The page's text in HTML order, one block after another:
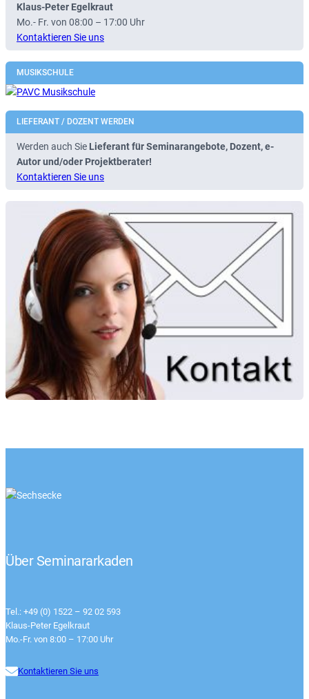
Klaus-Peter Egelkraut
Mo.- Fr. von 08:00 – 17:00 Uhr
Kontaktieren Sie uns
MUSIKSCHULE
LIEFERANT / DOZENT WERDEN
Werden auch Sie Lieferant für Seminarangebote, Dozent, e-
Autor und/oder Projektberater!
Kontaktieren Sie uns
Über Seminararkaden
Tel.: +49 (0) 1522 – 92 02 593
Klaus-Peter Egelkraut
Mo.-Fr. von 8:00 – 17:00 Uhr
Kontaktieren Sie uns